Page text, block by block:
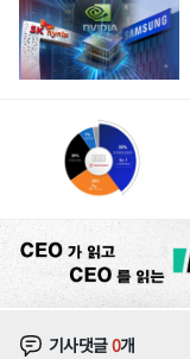
기사댓글0개